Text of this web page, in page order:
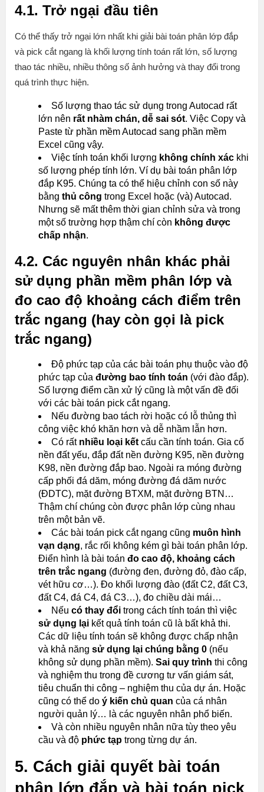
4.1. Trở ngại đầu tiên
Có thể thấy trở ngại lớn nhất khi giải bài toán phân lớp đắp
và pick cắt ngang là khối lượng tính toán rất lớn, số lượng
thao tác nhiều, nhiều thông số ảnh hưởng và thay đổi trong
quá trình thực hiện.
Số lượng thao tác sử dụng trong Autocad rất
lớn nên rất nhàm chán, dễ sai sót. Việc Copy và
Paste từ phần mềm Autocad sang phần mềm
Excel cũng vậy.
Việc tính toán khối lượng không chính xác khi
số lượng phép tính lớn. Ví dụ bài toán phân lớp
đắp K95. Chúng ta có thể hiệu chỉnh con số này
bằng thủ công trong Excel hoặc (và) Autocad.
Nhưng sẽ mất thêm thời gian chỉnh sửa và trong
một số trường hợp thậm chí còn không được
chấp nhận.
4.2. Các nguyên nhân khác phải
sử dụng phần mềm phân lớp và
đo cao độ khoảng cách điểm trên
trắc ngang (hay còn gọi là pick
trắc ngang)
Độ phức tạp của các bài toán phụ thuộc vào độ
phức tạp của đường bao tính toán (với đào đắp).
Số lượng điểm cần xử lý cũng là một vấn đề đối
với các bài toán pick cắt ngang.
Nếu đường bao tách rời hoặc có lỗ thủng thì
công việc khó khăn hơn và dễ nhầm lẫn hơn.
Có rất nhiều loại kết cấu cần tính toán. Gia cố
nền đất yếu, đắp đất nền đường K95, nền đường
K98, nền đường đắp bao. Ngoài ra móng đường
cấp phối đá dăm, móng đường đá dăm nước
(ĐDTC), mặt đường BTXM, mặt đường BTN…
Thậm chí chúng còn được phân lớp cùng nhau
trên một bản vẽ.
Các bài toán pick cắt ngang cũng muôn hình
vạn dạng, rắc rối không kém gì bài toán phân lớp.
Điển hình là bài toán đo cao độ, khoảng cách
trên trắc ngang (đường đen, đường đỏ, đào cấp,
vét hữu cơ…). Đo khối lượng đào (đất C2, đất C3,
đất C4, đá C4, đá C3…), đo chiều dài mái…
Nếu có thay đổi trong cách tính toán thì việc
sử dụng lại kết quả tính toán cũ là bất khả thi.
Các dữ liệu tính toán sẽ không được chấp nhận
và khả năng sử dụng lại chúng bằng 0 (nếu
không sử dụng phần mềm). Sai quy trình thi công
và nghiệm thu trong đề cương tư vấn giám sát,
tiêu chuẩn thi công – nghiệm thu của dự án. Hoặc
cũng có thể do ý kiến chủ quan của cá nhân
người quản lý… là các nguyên nhân phổ biến.
Và còn nhiều nguyên nhân nữa tùy theo yêu
cầu và độ phức tạp trong từng dự án.
5. Cách giải quyết bài toán